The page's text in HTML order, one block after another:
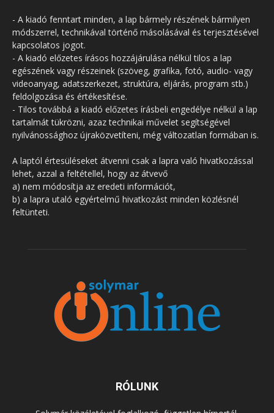
- A kiadó fenntart minden, a lap bármely részének bármilyen
módszerrel, technikával történő másolásával és terjesztésével
kapcsolatos jogot.
- A kiadó előzetes írásos hozzájárulása nélkül tilos a lap
egészének vagy részeinek (szöveg, grafika, fotó, audio- vagy
videoanyag, adatszerkezet, struktúra, eljárás, program stb.)
feldolgozása és értékesítése.
- Tilos továbbá a kiadó előzetes írásbeli engedélye nélkül a lap
tartalmát tükrözni, azaz technikai művelet segítségével
nyilvánossághoz újraközvetíteni, még változatlan formában is.
A laptól értesüléseket átvenni csak a lapra való hivatkozással
lehet, azzal a feltétellel, hogy az átvevő
a) nem módosítja az eredeti információt,
b) a lapra utaló egyértelmű hivatkozást minden közlésnél
feltünteti.
RÓLUNK